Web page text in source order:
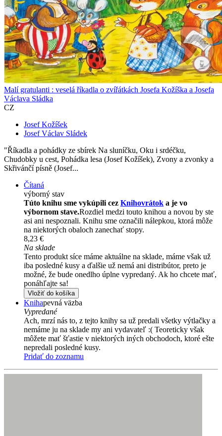
Malí gratulanti : veselá říkadla o zvířátkách Josefa Kožíška a Josefa
Václava Sládka
CZ
Josef Kožíšek
Josef Václav Sládek
"Říkadla a pohádky ze sbírek Na sluníčku, Oku i srdéčku,
Chudobky u cest, Pohádka lesa (Josef Kožíšek), Zvony a zvonky a
Skřivánčí písně (Josef...
Čítaná
výborný stav
Túto knihu sme vykúpili cez Knihovrátok a je vo
výbornom stave.Rozdiel medzi touto knihou a novou by ste
asi ani nespoznali. Knihu sme označili nálepkou, ktorá môže
na niektorých obaloch zanechať stopy.
8,23 €
Na sklade
Tento produkt síce máme aktuálne na sklade, máme však už
iba posledné kusy a ďalšie už nemá ani distribútor, preto je
možné, že bude onedlho úplne vypredaný. Ak ho chcete mať,
ponáhľajte sa!
Vložiť do košíka
Knihapevná väzba
Vypredané
Ach, mrzí nás to, z tejto knihy sa už predali všetky výtlačky a
nemáme ju na sklade my ani vydavateľ :( Teoreticky však
môžete mať šťastie v niektorých iných obchodoch, ktoré ešte
nepredali posledné kusy.
Pridať do zoznamu